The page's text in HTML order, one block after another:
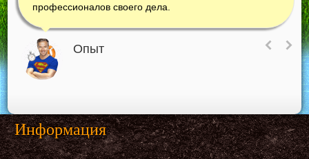
профессионалов своего дела.
Опыт
Информация